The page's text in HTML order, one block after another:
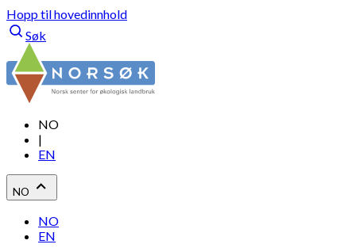
Hopp til hovedinnhold
Søk
NO
|
EN
NO
NO
EN